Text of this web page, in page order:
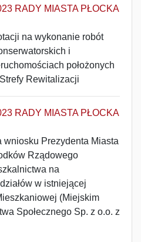
RADY MIASTA PŁOCKA
na wykonanie robót
i
położonych
Rewitalizacji
RADY MIASTA PŁOCKA
Prezydenta Miasta
Rządowego
na
w istniejącej
(Miejskim
Społecznego Sp. z o.o. z